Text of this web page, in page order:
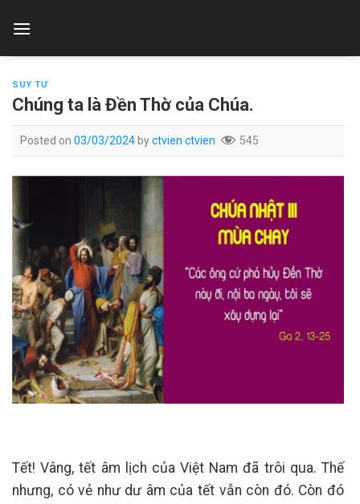
SUY TƯ
Chúng ta là Đền Thờ của Chúa.
Posted on 03/03/2024byctvien ctvien 545
Tết! Vâng, tết âm lịch của Việt Nam đã trôi qua. Thế
nhưng, có vẻ như dư âm của tết vẫn còn đó. Còn đó